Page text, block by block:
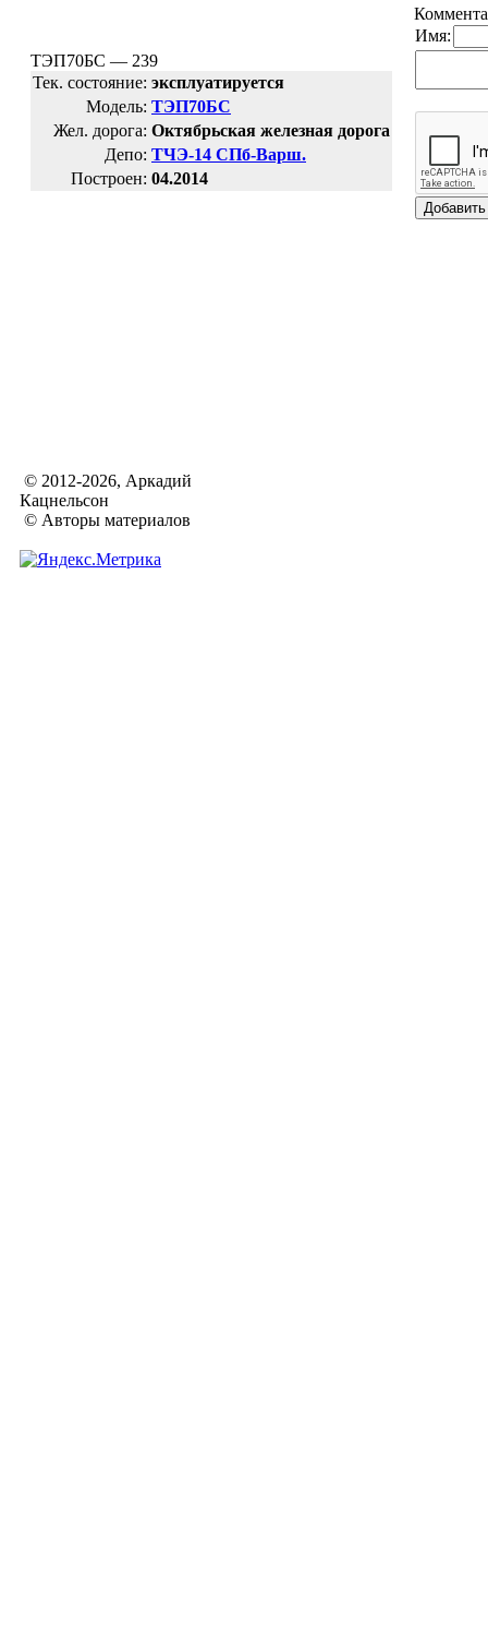
ТЭП70БС — 239
Тек. состояние: эксплуатируется
Модель: ТЭП70БС
Жел. дорога: Октябрьская железная дорога
Депо: ТЧЭ-14 СПб-Варш.
Построен: 04.2014
Имя:
© 2012-2026, Аркадий
Кацнельсон
© Авторы материалов